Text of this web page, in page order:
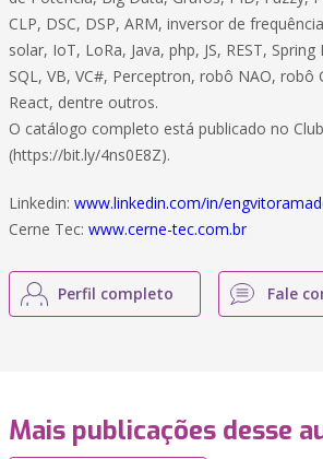
CLP, DSC, DSP, ARM, inversor de
solar, IoT, LoRa, Java, php, JS, REST, Spring
SQL, VB, VC#, Perceptron, robô NAO, robô
React, dentre outros.
O catálogo completo está publicado no
(https://bit.ly/4ns0E8Z).
Linkedin: www.linkedin.com/in/
Cerne Tec: www.cerne-tec.com.br
Perfil completo Fale
Mais publicações desse